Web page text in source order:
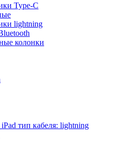
Type-C
lightning
колонки
тип кабеля: lightning